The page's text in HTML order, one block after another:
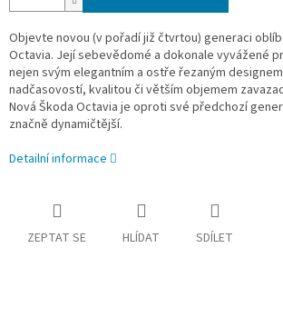
Objevte novou (v pořadí již čtvrtou) generaci
Octavia. Její sebevědomé a dokonale vyvážené
nejen svým elegantním a ostře řezaným
nadčasovostí, kvalitou či větším objemem
Nová Škoda Octavia je oproti své předchozí
značně dynamičtější.
Detailní informace
ZEPTAT SE HLÍDAT SDÍLET